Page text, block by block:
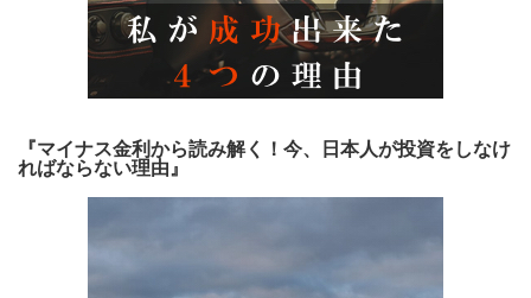
『マイナス金利から読み解く！今、日本人が投資をしなけ
ればならない理由』